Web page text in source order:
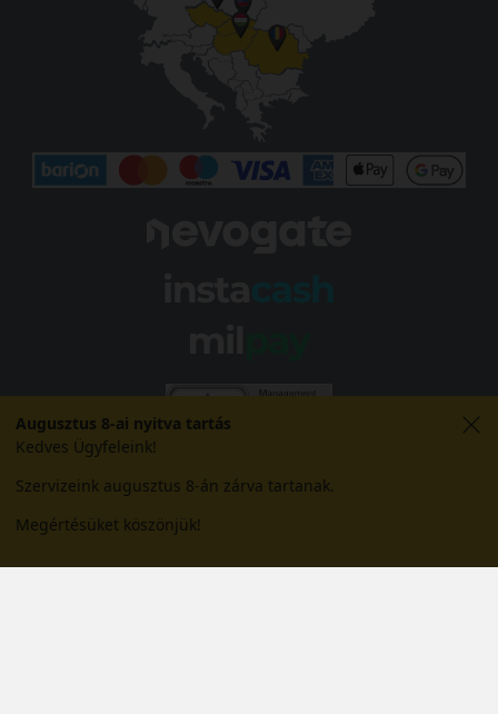
Augusztus 8-ai nyitva tartás
Kedves Ügyfeleink!
Szervizeink augusztus 8-án zárva tartanak.
Megértésüket köszönjük!